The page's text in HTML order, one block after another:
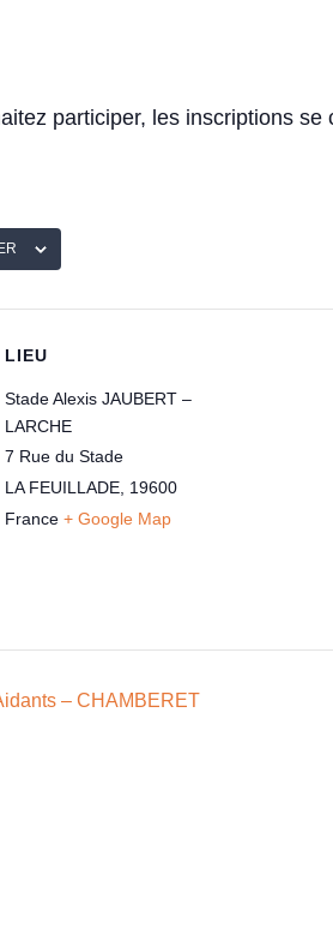
participer, les inscriptions se
LIEU
Stade Alexis JAUBERT –
LARCHE
7 Rue du Stade
LA FEUILLADE 19600
France + Google Map
– CHAMBERET